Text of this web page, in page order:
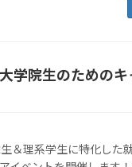
学院生のための
＆理系学生に特化した